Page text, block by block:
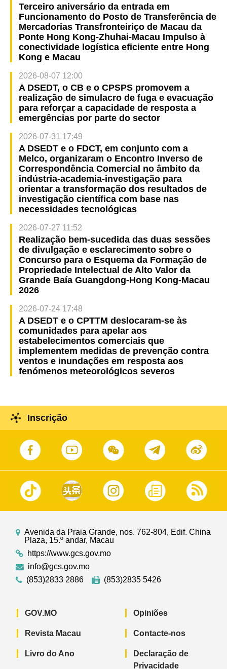
Terceiro aniversário da entrada em
Funcionamento do Posto de Transferência de
Mercadorias Transfronteiriço de Macau da
Ponte Hong Kong-Zhuhai-Macau Impulso à
conectividade logística eficiente entre Hong
Kong e Macau
2026-08-07 12:00
A DSEDT, o CB e o CPSPS promovem a
realização de simulacro de fuga e evacuação
para reforçar a capacidade de resposta a
emergências por parte do sector
2026-07-31 17:49
A DSEDT e o FDCT, em conjunto com a
Melco, organizaram o Encontro Inverso de
Correspondência Comercial no âmbito da
indústria-academia-investigação para
orientar a transformação dos resultados de
investigação científica com base nas
necessidades tecnológicas
2026-07-27 11:52
Realização bem-sucedida das duas sessões
de divulgação e esclarecimento sobre o
Concurso para o Esquema da Formação de
Propriedade Intelectual de Alto Valor da
Grande Baía Guangdong-Hong Kong-Macau
2026
2026-07-24 17:48
A DSEDT e o CPTTM deslocaram-se às
comunidades para apelar aos
estabelecimentos comerciais que
implementem medidas de prevenção contra
ventos e inundações em resposta aos
fenómenos meteorológicos severos
Inscrição
Avenida da Praia Grande, nos. 762-804, Edif. China
Plaza, 15.º andar, Macau
https://www.gcs.gov.mo
info@gcs.gov.mo
(853)2833 2886
(853)2835 5426
GOV.MO
Revista Macau
Livro do Ano
Opiniões
Contacte-nos
Declaração de
Privacidade